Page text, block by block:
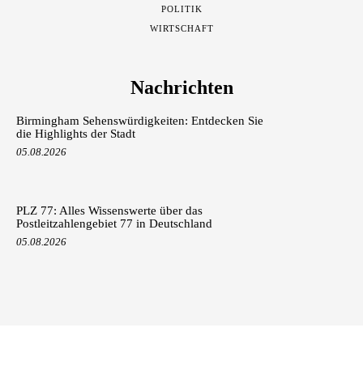
POLITIK
WIRTSCHAFT
Nachrichten
Birmingham Sehenswürdigkeiten: Entdecken Sie
die Highlights der Stadt
05.08.2026
PLZ 77: Alles Wissenswerte über das
Postleitzahlengebiet 77 in Deutschland
05.08.2026